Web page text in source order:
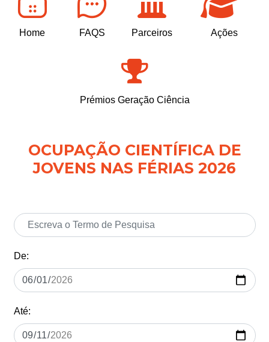
Home FAQS Parceiros Ações
Prémios Geração Ciência
OCUPAÇÃO CIENTÍFICA DE
JOVENS NAS FÉRIAS 2026
De:
Até: